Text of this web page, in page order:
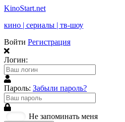
KinoStart.net
кино | сериалы | тв-шоу
Войти Регистрация
Логин:
Пароль: Забыли пароль?
Не запоминать меня